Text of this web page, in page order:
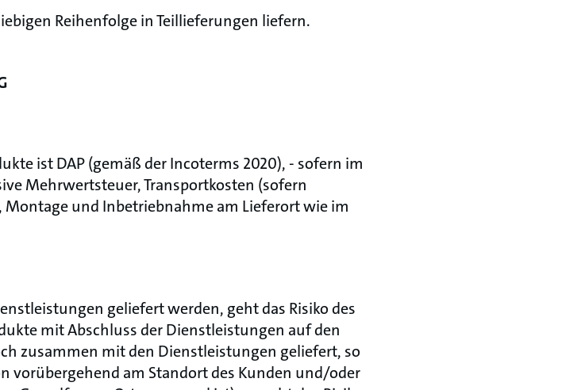
Reihenfolge in Teillieferungen liefern.
ist DAP (gemäß der Incoterms 2020), - sofern im
Mehrwertsteuer, Transportkosten (sofern
Montage und Inbetriebnahme am Lieferort wie im
geliefert werden, geht das Risiko des
mit Abschluss der Dienstleistungen auf den
zusammen mit den Dienstleistungen geliefert, so
vorübergehend am Standort des Kunden und/oder